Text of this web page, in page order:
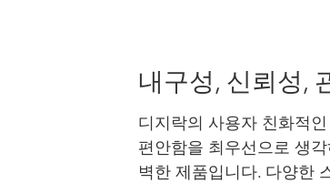
내구성, 신뢰성,
디지락의 사용자 친화적
편안함을 최우선으로 생
벽한 제품입니다. 다양한